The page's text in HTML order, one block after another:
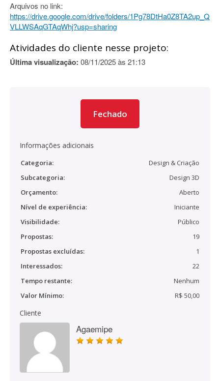
Arquivos no link:
https://drive.google.com/drive/folders/1Pg78DtHa0Z8TA2up_Q
VLLWSAqGTAqWhj?usp=sharing
Atividades do cliente nesse projeto:
Última visualização: 08/11/2025 às 21:13
Fechado
Informações adicionais
Categoria:
Design & Criação
Subcategoria:
Design 3D
Orçamento:
Aberto
Nível de experiência:
Iniciante
Visibilidade:
Público
Propostas:
19
Propostas excluídas:
1
Interessados:
22
Tempo restante:
Nenhum
Valor Mínimo:
R$ 50,00
Cliente
Agaemipe